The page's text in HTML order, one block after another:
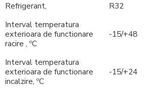
Refrigerant,
R32
Interval temperatura
exterioara de functionare
racire , ºC
-15/+48
Interval temperatura
exterioara de functionare
incalzire, ºC
-15/+24